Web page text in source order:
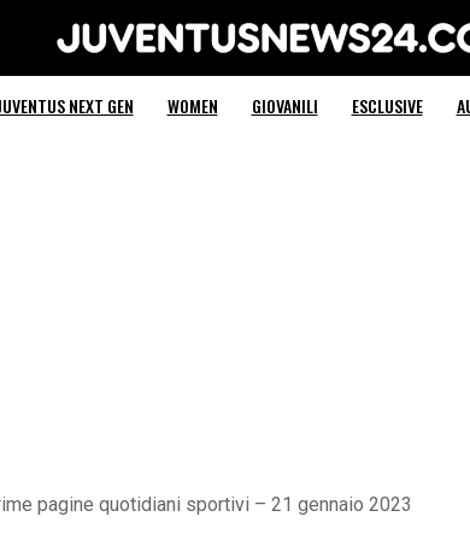
Juventus News 24
NEXT GEN WOMEN GIOVANILI ESCLUSIVE
pagine quotidiani sportivi – 21 gennaio 2023